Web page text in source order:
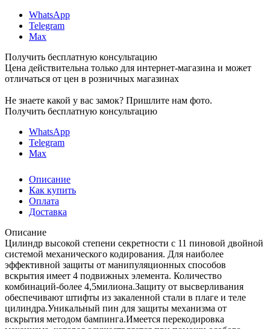
WhatsApp
Telegram
Max
Получить бесплатную консультацию
Цена действительна только для интернет-магазина и может
отличаться от цен в розничных магазинах
Не знаете какой у вас замок? Пришлите нам фото.
Получить бесплатную консультацию
WhatsApp
Telegram
Max
Описание
Как купить
Оплата
Доставка
Описание
Цилиндр высокой степени секретности с 11 пиновой двойной
системой механического кодирования. Для наиболее
эффективной защиты от манипуляционных способов
вскрытия имеет 4 подвижных элемента. Количество
комбинаций-более 4,5милиона.Защиту от высверливания
обеспечивают штифты из закаленной стали в плаге и теле
цилиндра.Уникальный пин для защиты механизма от
вскрытия методом бампинга.Имеется перекодировка